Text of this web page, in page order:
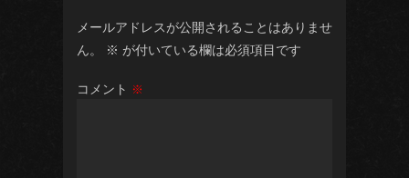
メールアドレスが公開されることはありませ
ん。
※ が付いている欄は必須項目です
コメント ※